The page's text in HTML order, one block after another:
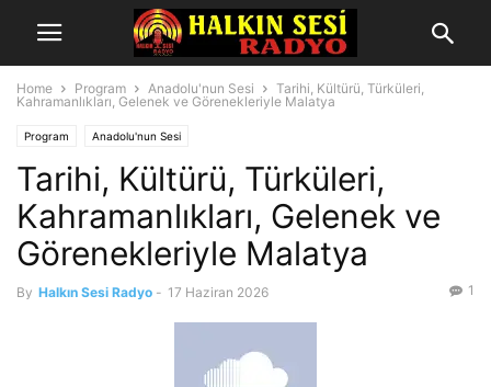
Home Program Anadolu'nun Sesi
Tarihi, Kültürü, Türküleri,
Kahramanlıkları, Gelenek ve Görenekleriyle Malatya
Program Anadolu'nun Sesi
Tarihi, Kültürü, Türküleri,
Kahramanlıkları, Gelenek ve
Görenekleriyle Malatya
By Halkın Sesi Radyo - 17 Haziran 2026 1